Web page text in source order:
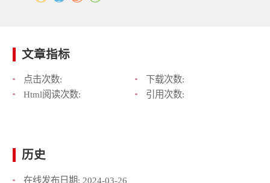
文章指标
点击次数:
下载次数:
Html阅读次数:
引用次数:
历史
在线发布日期: 2024-03-26